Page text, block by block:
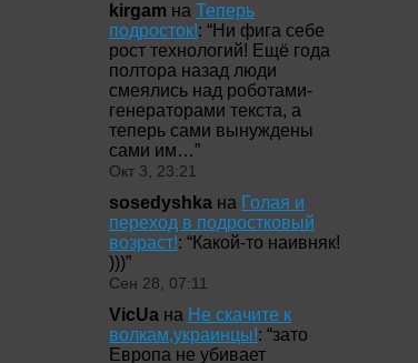
kirgam на Теперь
подросток!: “Ни фига себе
рост технологий! Ещё года
полтора назад люди
смеялись над роботами-
генераторами текста, а
теперь сами вынуждены
сами им…”
Окт 3, 23:21
sosedyshka на Голая и
переход в подростковый
возраст!: “Какой-то наивняк!
)))”
Сен 28, 07:11
VicUa на Не скачите к
волкам,украинцы!: “зато
Европа не убивает